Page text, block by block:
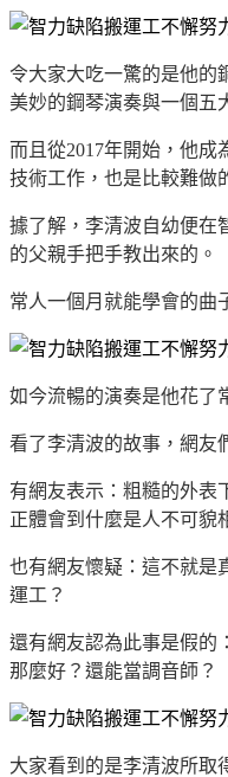
令大家大吃一驚的是他的
美妙的鋼琴演奏與一個五
而且從2017年開始，他
技術工作，也是比較難做
據了解，李清波自幼便在
的父親手把手教出來的。
常人一個月就能學會的曲
如今流暢的演奏是他花了
看了李清波的故事，網友
有網友表示：粗糙的外表
正體會到什麼是人不可貌
也有網友懷疑：這不就是
運工？
還有網友認為此事是假的
那麼好？還能當調音師？
大家看到的是李清波所取